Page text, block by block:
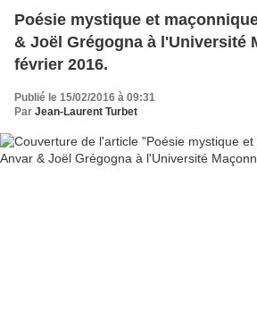
Poésie mystique et
& Joël Grégogna à l'Université
février 2016.
Publié le 15/02/2016 à 09:31
Par Jean-Laurent Turbet